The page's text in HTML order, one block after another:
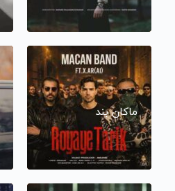
ماکان بند